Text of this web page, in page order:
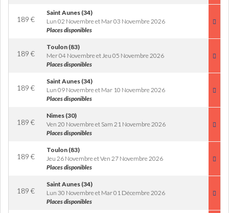
189 €
Saint Aunes (34)
Lun 02 Novembre et Mar 03 Novembre 2026
Places disponibles
189 €
Toulon (83)
Mer 04 Novembre et Jeu 05 Novembre 2026
Places disponibles
189 €
Saint Aunes (34)
Lun 09 Novembre et Mar 10 Novembre 2026
Places disponibles
189 €
Nimes (30)
Ven 20 Novembre et Sam 21 Novembre 2026
Places disponibles
189 €
Toulon (83)
Jeu 26 Novembre et Ven 27 Novembre 2026
Places disponibles
189 €
Saint Aunes (34)
Lun 30 Novembre et Mar 01 Décembre 2026
Places disponibles